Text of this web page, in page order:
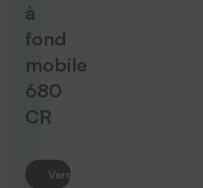
à
fond
mobile
680
CR
Vers le produit